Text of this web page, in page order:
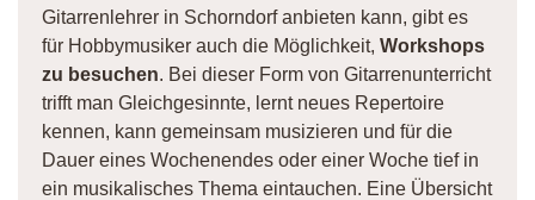
Gitarrenlehrer in Schorndorf anbieten kann, gibt es
für Hobbymusiker auch die Möglichkeit, Workshops
zu besuchen. Bei dieser Form von Gitarrenunterricht
trifft man Gleichgesinnte, lernt neues Repertoire
kennen, kann gemeinsam musizieren und für die
Dauer eines Wochenendes oder einer Woche tief in
ein musikalisches Thema eintauchen. Eine Übersicht